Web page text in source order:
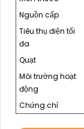
Nguồn cấp
Tiêu thụ điện tối
đa
Quạt
Môi trường hoạt
động
Chứng chỉ